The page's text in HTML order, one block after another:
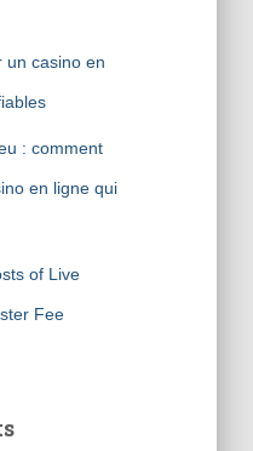
un casino en
: comment
en ligne qui
of Live
Fee